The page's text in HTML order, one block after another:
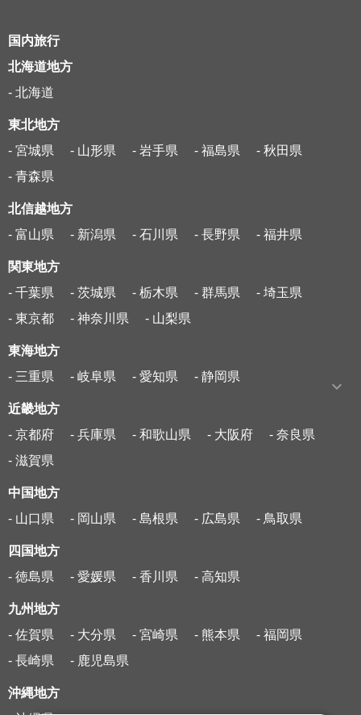
国内旅行
北海道地方
- 北海道
東北地方
- 宮城県
- 山形県 - 岩手県 - 福島県
- 秋田県
- 青森県
北信越地方
- 富山県
- 新潟県 - 石川県 - 長野県 - 福井県
関東地方
- 千葉県
- 茨城県 - 栃木県 - 群馬県
- 埼玉県
- 東京都
- 神奈川県 - 山梨県
東海地方
- 三重県
- 岐阜県 - 愛知県 - 静岡県
近畿地方
- 京都府
- 兵庫県 - 和歌山県 - 大阪府
- 奈良県
- 滋賀県
中国地方
- 山口県
- 岡山県 - 島根県 - 広島県 - 鳥取県
四国地方
- 徳島県
- 愛媛県 - 香川県 - 高知県
九州地方
- 佐賀県
- 大分県 - 宮崎県 - 熊本県
- 福岡県
- 長崎県
- 鹿児島県
沖縄地方